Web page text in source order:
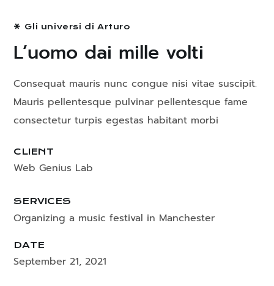
Gli universi di Arturo
L’uomo dai mille volti
Consequat mauris nunc congue nisi vitae suscipit.
Mauris pellentesque pulvinar pellentesque fame
consectetur turpis egestas habitant morbi
CLIENT
Web Genius Lab
SERVICES
Organizing a music festival in Manchester
DATE
September 21, 2021